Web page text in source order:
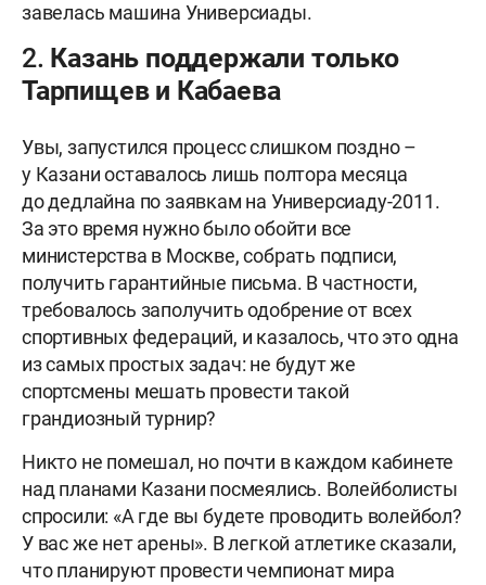
завелась машина Универсиады.
2. Казань поддержали только
Тарпищев и Кабаева
Увы, запустился процесс слишком поздно –
у Казани оставалось лишь полтора месяца
до дедлайна по заявкам на Универсиаду-2011.
За это время нужно было обойти все
министерства в Москве, собрать подписи,
получить гарантийные письма. В частности,
требовалось заполучить одобрение от всех
спортивных федераций, и казалось, что это одна
из самых простых задач: не будут же
спортсмены мешать провести такой
грандиозный турнир?
Никто не помешал, но почти в каждом кабинете
над планами Казани посмеялись. Волейболисты
спросили: «А где вы будете проводить волейбол?
У вас же нет арены». В легкой атлетике сказали,
что планируют провести чемпионат мира